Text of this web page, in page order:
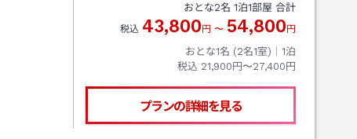
おとな2名 1泊1部屋 合計
税込 43,800円 〜 54,800円
おとな1名 (2名1室)｜ 1泊
税込 21,900円〜27,400円
プランの詳細を見る